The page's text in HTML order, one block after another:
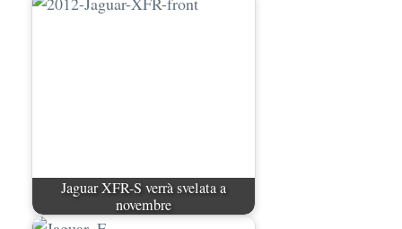
Jaguar XFR-S verrà svelata a
novembre